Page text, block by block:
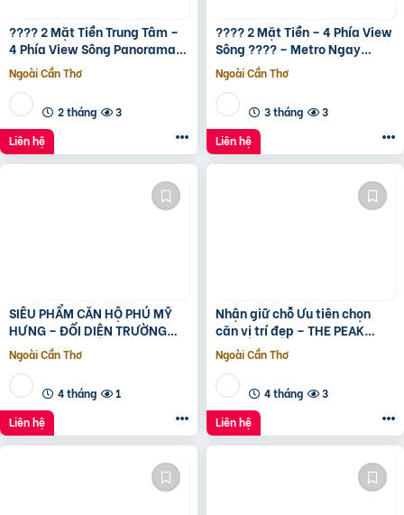
???? 2 Mặt Tiền Trung Tâm –
4 Phía View Sông Panorama
???? – Metro Ngay Trước Mặt
???? – Full Nội Thất
Ngoài Cần Thơ
2 tháng
3
Liên hệ
???? 2 Mặt Tiền – 4 Phía View
Sông ???? – Metro Ngay
Trước Mặt ???? – Full Nội
Thất Smart Home Samsung
????
Ngoài Cần Thơ
3 tháng
3
Liên hệ
SIÊU PHẨM CĂN HỘ PHÚ MỸ
HƯNG – ĐỐI DIỆN TRƯỜNG
ĐINH THIỆN LÝ – DT 95M2 –
GIÁ 9. x TỶ.
Ngoài Cần Thơ
4 tháng
1
Liên hệ
Nhận giữ chỗ Ưu tiên chọn
căn vị trí đẹp – THE PEAK
GARDEN của Hưng Lộc Phát
Ngoài Cần Thơ
4 tháng
3
Liên hệ